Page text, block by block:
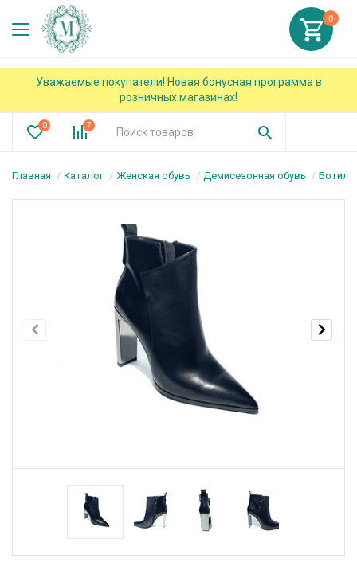
Уважаемые покупатели! Новая бонусная программа в
розничных магазинах!
0 7
0
Главная Каталог Женская обувь Демисезонная обувь